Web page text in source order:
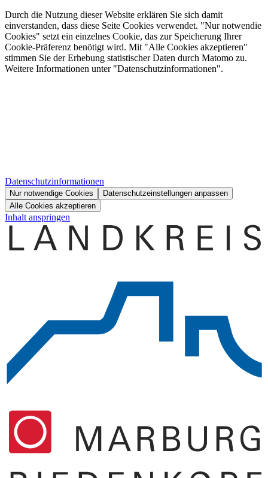
Durch die Nutzung dieser Website erklären Sie sich damit
einverstanden, dass diese Seite Cookies verwendet. "Nur notwendie
Cookies" setzt ein einzelnes Cookie, das zur Speicherung Ihrer
Cookie-Präferenz benötigt wird. Mit "Alle Cookies akzeptieren"
stimmen Sie der Erhebung statistischer Daten durch Matomo zu.
Weitere Informationen unter "Datenschutzinformationen".
Datenschutzinformationen
Nur notwendige Cookies
Datenschutzeinstellungen anpassen
Alle Cookies akzeptieren
Inhalt anspringen